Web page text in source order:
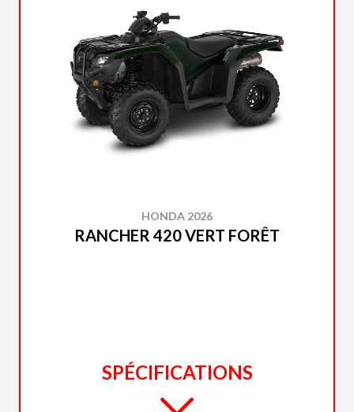
HONDA 2026
RANCHER 420 VERT FORÊT
SPÉCIFICATIONS